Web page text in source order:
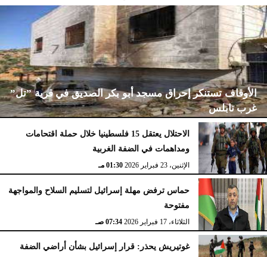
الأوقاف تستنكر إحراق مسجد أبو بكر الصديق في قرية ”تل”
غرب نابلس
الإثنين، 23 فبراير 2026 02:15 مـ
الاحتلال يعتقل 15 فلسطينيا خلال حملة اقتحامات
ومداهمات في الضفة الغربية
الإثنين، 23 فبراير 2026 01:30 مـ
حماس ترفض مهلة إسرائيل لتسليم السلاح والمواجهة
مفتوحة
الثلاثاء، 17 فبراير 2026 07:34 صـ
غوتيريش يحذر: قرار إسرائيل بشأن أراضي الضفة